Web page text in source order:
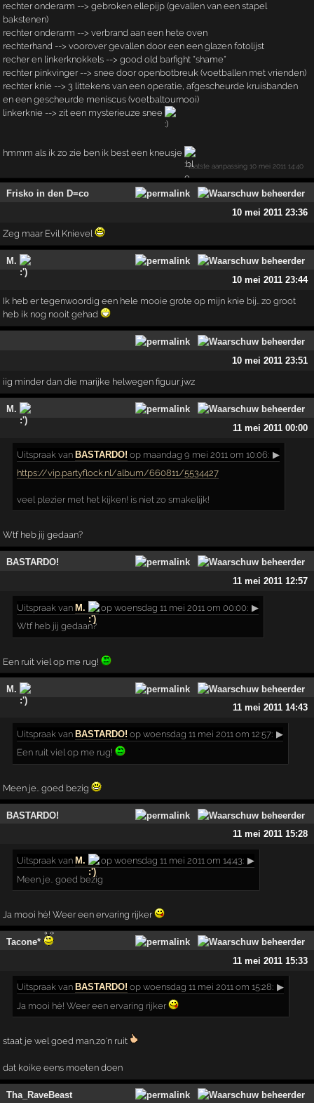
rechter onderarm --> gebroken ellepijp (gevallen van een stapel
bakstenen)
rechter onderarm --> verbrand aan een hete oven
rechterhand --> voorover gevallen door een een glazen fotolijst
recher en linkerknokkels --> good old barfight *shame*
rechter pinkvinger --> snee door openbotbreuk (voetballen met vrienden)
rechter knie --> 3 littekens van een operatie, afgescheurde kruisbanden
en een gescheurde meniscus (voetbaltournooi)
linkerknie --> zit een mysterieuze snee
hmmm als ik zo zie ben ik best een kneusje
laatste aanpassing10 mei 2011 14:40
Frisko in den D=co
10 mei 2011 23:36
Zeg maar Evil Knievel
M.
10 mei 2011 23:44
Ik heb er tegenwoordig een hele mooie grote op mijn knie bij.. zo groot
heb ik nog nooit gehad
10 mei 2011 23:51
iig minder dan die marijke helwegen figuur jwz
M.
11 mei 2011 00:00
Uitspraak vanBASTARDO! op maandag 9 mei 2011 om 10:06: ▶
https://vip.partyflock.nl/album/660811/5534427
veel plezier met het kijken! is niet zo smakelijk!
Wtf heb jij gedaan?
BASTARDO!
11 mei 2011 12:57
Uitspraak van M. op woensdag 11 mei 2011 om 00:00: ▶
Wtf heb jij gedaan?
Een ruit viel op me rug!
M.
11 mei 2011 14:43
Uitspraak van BASTARDO! op woensdag 11 mei 2011 om 12:57: ▶
Een ruit viel op me rug!
Meen je.. goed bezig
BASTARDO!
11 mei 2011 15:28
Uitspraak van M. op woensdag 11 mei 2011 om 14:43: ▶
Meen je.. goed bezig
Ja mooi hè! Weer een ervaring rijker
Tacone*
11 mei 2011 15:33
Uitspraak van BASTARDO! op woensdag 11 mei 2011 om 15:28: ▶
Ja mooi hè! Weer een ervaring rijker
staat je wel goed man,zo'n ruit
dat koike eens moeten doen
Tha_RaveBeast